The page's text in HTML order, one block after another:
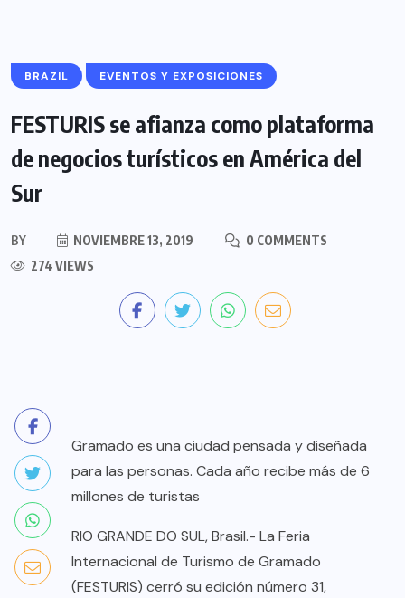
BRAZIL EVENTOS Y EXPOSICIONES
FESTURIS se afianza como plataforma
de negocios turísticos en América del
Sur
BY NOVIEMBRE 13, 2019
0 COMMENTS
274 VIEWS
Gramado es una ciudad pensada y diseñada
para las personas. Cada año recibe más de 6
millones de turistas
RIO GRANDE DO SUL, Brasil.- La Feria
Internacional de Turismo de Gramado
(FESTURIS) cerró su edición número 31,